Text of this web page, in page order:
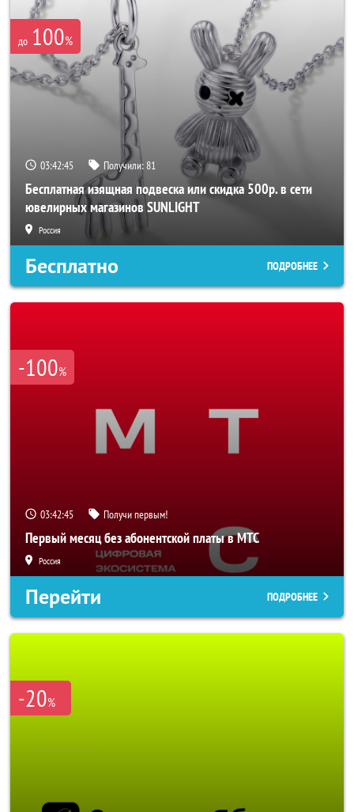
до 100%
03:42:42 Получили: 81
Бесплатная изящная подвеска или скидка 500р. в сети
ювелирных магазинов SUNLIGHT
Россия
Бесплатно ПОДРОБНЕЕ
-100%
03:42:42 Получи первым!
Первый месяц без абонентской платы в МТС
Россия
Перейти ПОДРОБНЕЕ
-20%